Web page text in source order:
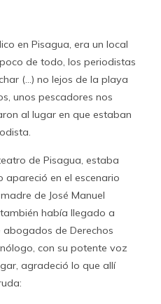
en Pisagua, era un local
de todo, los periodistas
(…) no lejos de la playa
unos pescadores nos
al lugar en que estaban
de Pisagua, estaba
en el escenario
de José Manuel
había llegado a
de Derechos
con su potente voz
agradeció lo que allí